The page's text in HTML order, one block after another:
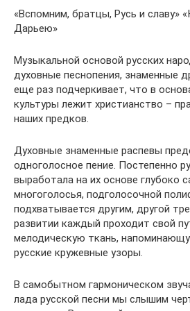
«Вспомним, братцы, Русь и славу»
Дарьею»
Музыкальной основой русских
духовные песнопения, знаменные
еще раз подчеркивает, что в
культуры лежит христианство –
наших предков.
Духовные знаменные распевы
одноголосное пение. Постепенно
выработала на их основе глубоко
многоголосья, подголосочной
подхватывается другим, другой
развитии каждый проходит свой
мелодическую ткань,
русские кружевные узоры.
В самобытном гармоническом
лада русской песни мы слышим